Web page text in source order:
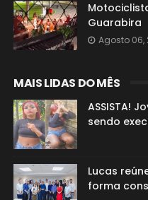
Guarabira
Agosto 06,
MAIS LIDAS DO MÊS
ASSISTA!
sendo
Lucas
forma